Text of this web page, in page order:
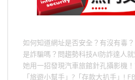
如何知道網址是否安全？有沒有毒？
是詐騙嗎？問趨勢科技AI防詐達人就
她用一招發現汽車旅館針孔攝影機
「旅遊小幫手」 ? 「存款大扒手」 !